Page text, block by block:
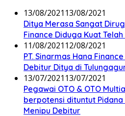
13/08/2021 13/08/2021
Ditya Merasa Sangat
Finance Diduga Kuat
11/08/2021 12/08/2021
PT. Sinarmas Hana
Debitur Ditya di
13/07/2021 13/07/2021
Pegawai OTO & OTO
berpotensi dituntut
Menipu Debitur